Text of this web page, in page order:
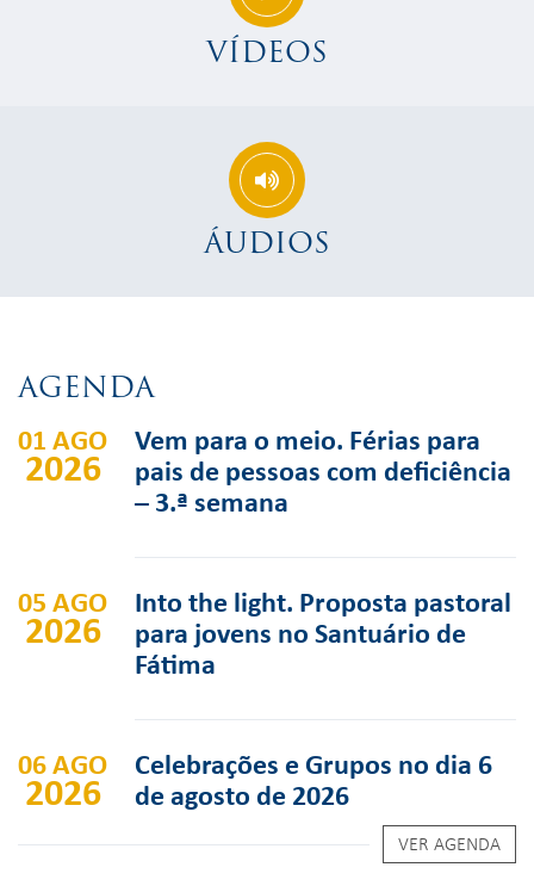
VÍDEOS
ÁUDIOS
AGENDA
01 AGO
2026
Vem para o meio. Férias para
pais de pessoas com deficiência
– 3.ª semana
05 AGO
2026
Into the light. Proposta pastoral
para jovens no Santuário de
Fátima
06 AGO
2026
Celebrações e Grupos no dia 6
de agosto de 2026
VER AGENDA